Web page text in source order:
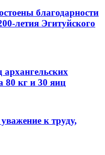
благодарности
летия Эгитуйского
архангельских
80 кг и 30 яиц
к труду,